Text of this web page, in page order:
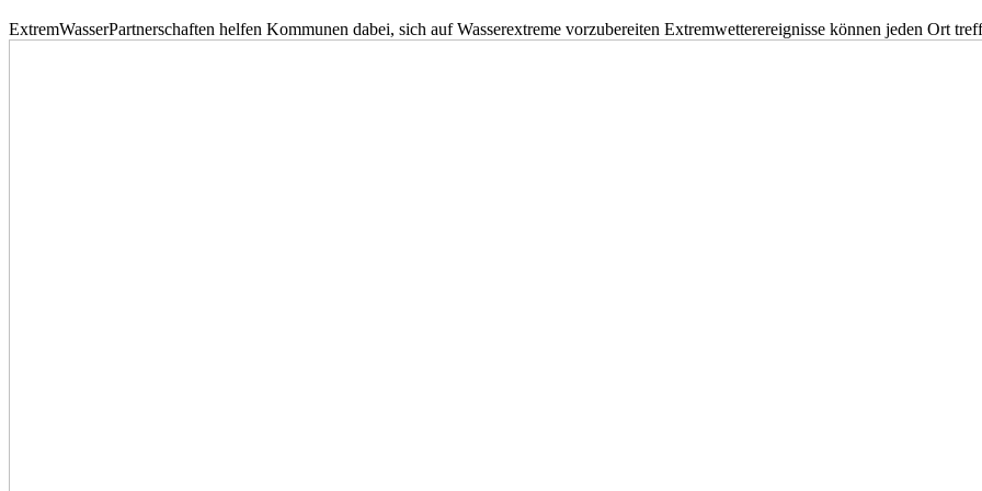
ExtremWasserPartnerschaften helfen Kommunen dabei, sich auf Wasserextreme vorzubereiten Extremwetterereignisse können jeden Ort